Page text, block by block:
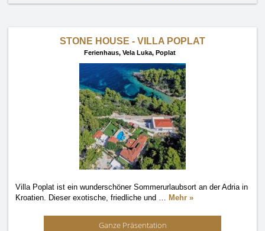
STONE HOUSE - VILLA POPLAT
Ferienhaus, Vela Luka, Poplat
Villa Poplat ist ein wunderschöner Sommerurlaubsort an der Adria in
Kroatien. Dieser exotische, friedliche und … Mehr »
Ganze Präsentation